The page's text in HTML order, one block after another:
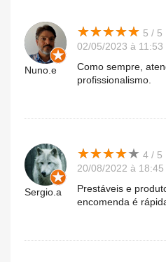
Nuno.e
★★★★★
★★★★★ 5 / 5
02/05/2023 à 11:53
Como sempre,
profissionalismo.
Sergio.a
★★★★★
★★★★★ 4 / 5
20/08/2022 à 18:45
Prestáveis e
encomenda é